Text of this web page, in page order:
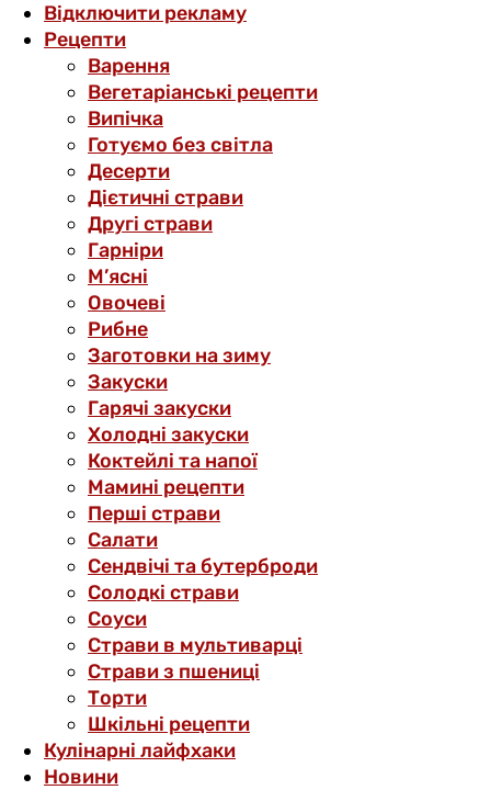
Відключити рекламу
Рецепти
Варення
Вегетаріанські рецепти
Випічка
Готуємо без світла
Десерти
Дієтичні страви
Другі страви
Гарніри
М’ясні
Овочеві
Рибне
Заготовки на зиму
Закуски
Гарячі закуски
Холодні закуски
Коктейлі та напої
Мамині рецепти
Перші страви
Салати
Сендвічі та бутерброди
Солодкі страви
Соуси
Страви в мультиварці
Страви з пшениці
Торти
Шкільні рецепти
Кулінарні лайфхаки
Новини